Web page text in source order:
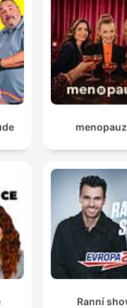
empfundene Unfreiheit
Ranní